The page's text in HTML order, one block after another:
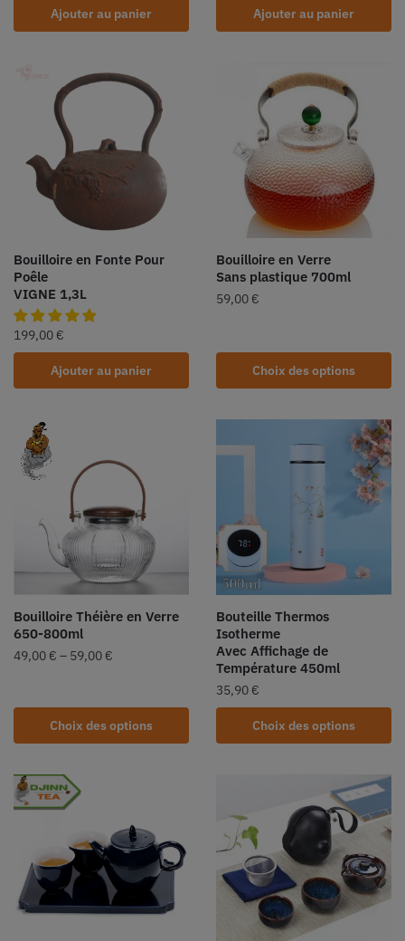
Ajouter au panier Ajouter au panier
Bouilloire en Fonte Pour
Poêle
VIGNE 1,3L
199,00 €
Ajouter au panier
Bouilloire en Verre
Sans plastique 700ml
59,00 €
Choix des options
Bouilloire Théière en Verre
650-800ml
49,00 € – 59,00 €
Choix des options
Bouteille Thermos
Isotherme
Avec Affichage de
Température 450ml
35,90 €
Choix des options